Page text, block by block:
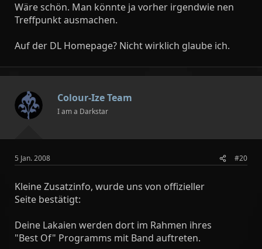
Wäre schön. Man könnte ja vorher irgendwie nen
Treffpunkt ausmachen.
Auf der DL Homepage? Nicht wirklich glaube ich.
Colour-Ize Team
I am a Darkstar
5 Jan. 2008 #20
Kleine Zusatzinfo, wurde uns von offizieller
Seite bestätigt:
Deine Lakaien werden dort im Rahmen ihres
"Best Of" Programms mit Band auftreten.